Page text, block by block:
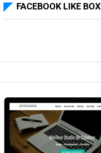
FACEBOOK LIKE BOX